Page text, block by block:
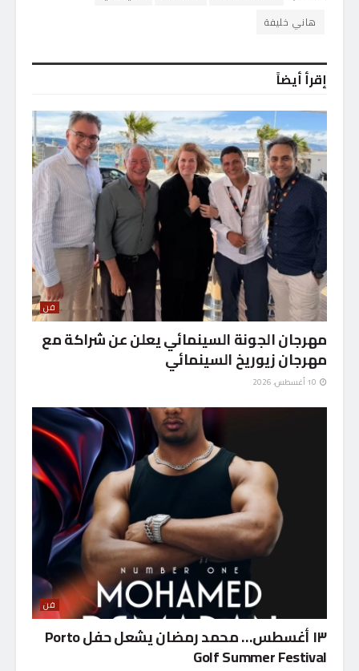
هاني خليفة
إقرأ أيضاً
فن
مهرجان الجونة السينمائي يعلن عن شراكة مع
مهرجان زيوريخ السينمائي
فن
١٣ أغسطس… محمد رمضان يشعل حفل Porto
Golf Summer Festival